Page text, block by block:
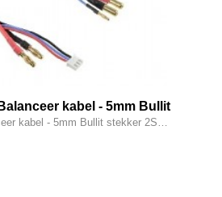
kabel - 5mm Bullit
kabel - 5mm Bullit stekker 2S…